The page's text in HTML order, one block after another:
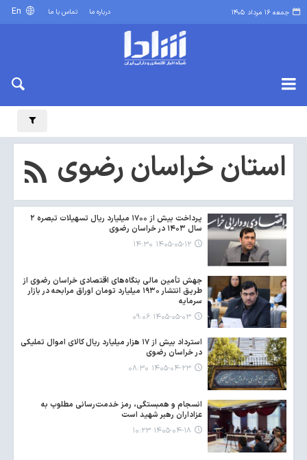
جمعه ۱۶ مرداد ۱۴۰۵ درباره ما تماس با ما
استان خراسان رضوی
پرداخت بیش از ۱۷۰۰ میلیارد ریال تسهیلات تبصره ۲
سال ۱۴۰۳ در خراسان رضوی
۱۴۰۵-۰۵-۱۲ ۱۴:۳۰
جهش تأمین مالی بنگاه‌های اقتصادی خراسان رضوی از
طریق انتشار ۱۹۳۰ میلیارد تومان اوراق مرابحه در بازار
سرمایه
۱۴۰۵-۰۵-۰۳ ۰۹:۰۶
استرداد بیش از ۱۷ هزار میلیارد ریال کالای اموال تملیکی
در خراسان رضوی
۱۴۰۵-۰۴-۲۳ ۰۸:۳۰
انسجام و همبستگی، رمز خدمت‌رسانی مطلوب به
عزاداران رهبر شهید است
۱۴۰۵-۰۴-۱۸ ۱۰:۲۳